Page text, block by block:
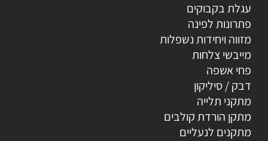
עגלת בקבוקים
פתרונות לפינה
מזווה ויחידות נשפלות
מייבשי צלחות
פחי אשפה
דבק / סיליקון
מתקני תלייה
מתקן הורדת קולבים
מתקנים לנעליים